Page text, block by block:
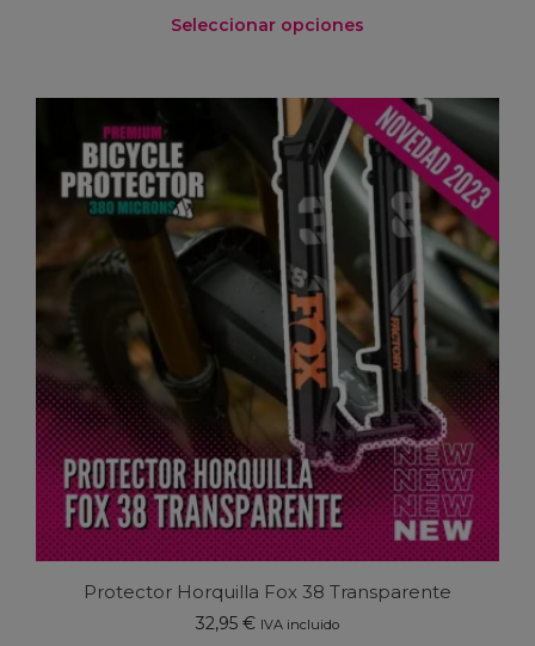
Seleccionar opciones
tiene
múltiples
variantes.
Las
opciones
se
pueden
elegir
en
página
de
producto
Protector Horquilla Fox 38 Transparente
32,95 € IVA incluido